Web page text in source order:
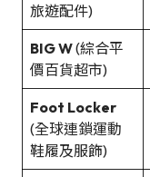
旅遊配件)
BIG W(綜合平
價百貨超市)
Foot Locker
(全球連鎖運動
鞋履及服飾)